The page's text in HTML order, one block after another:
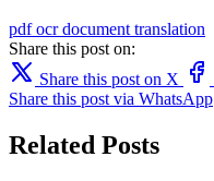
pdfocrdocument translation
Share this post on:
Share this post on X
Share this post via WhatsApp
Related Posts